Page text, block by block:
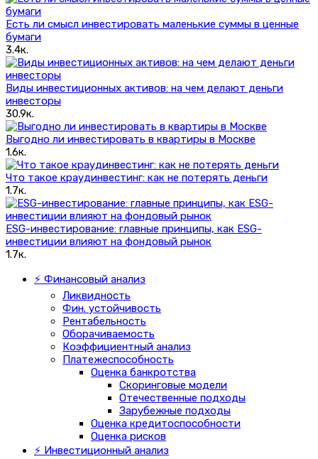
Есть ли смысл инвестировать маленькие суммы в ценные
бумаги
3.4к.
Виды инвестиционных активов: на чем делают деньги
инвесторы
30.9к.
Выгодно ли инвестировать в квартиры в Москве
1.6к.
Что такое краудинвестинг: как не потерять деньги
1.7к.
ESG-инвестирование: главные принципы, как ESG-
инвестиции влияют на фондовый рынок
1.7к.
⚡ Финансовый анализ
Ликвидность
Фин. устойчивость
Рентабельность
Оборачиваемость
Коэффициентный анализ
Платежеспособность
Оценка банкротства
Скоринговые модели
Отечественные подходы
Зарубежные подходы
Оценка кредитоспособности
Оценка рисков
⚡ Инвестиционный анализ